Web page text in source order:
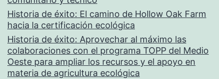
Historia de éxito: El camino de Hollow Oak Farm
hacia la certificación ecológica
Historia de éxito: Aprovechar al máximo las
colaboraciones con el programa TOPP del Medio
Oeste para ampliar los recursos y el apoyo en
materia de agricultura ecológica